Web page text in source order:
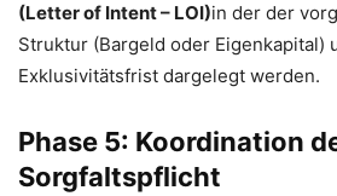
(Letter of Intent – LOI)in der der
Struktur (Bargeld oder Eigenkapital)
Exklusivitätsfrist dargelegt werden.
Phase 5: Koordination
Sorgfaltspflicht